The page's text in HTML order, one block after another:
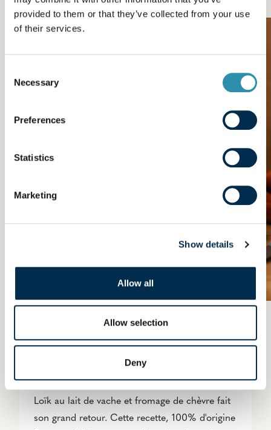
provided to them or that they’ve collected from your use
of their services.
Selection
Necessary
Preferences
Statistics
Marketing
Show details
Allow all
Allow selection
Deny
Madame Loïk va
vous rendre chèvre
Loïk au lait de vache et fromage de chèvre fait
son grand retour. Cette recette, 100% d'origine